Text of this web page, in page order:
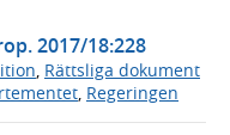
2017/18:228
Rättsliga dokument
Regeringen